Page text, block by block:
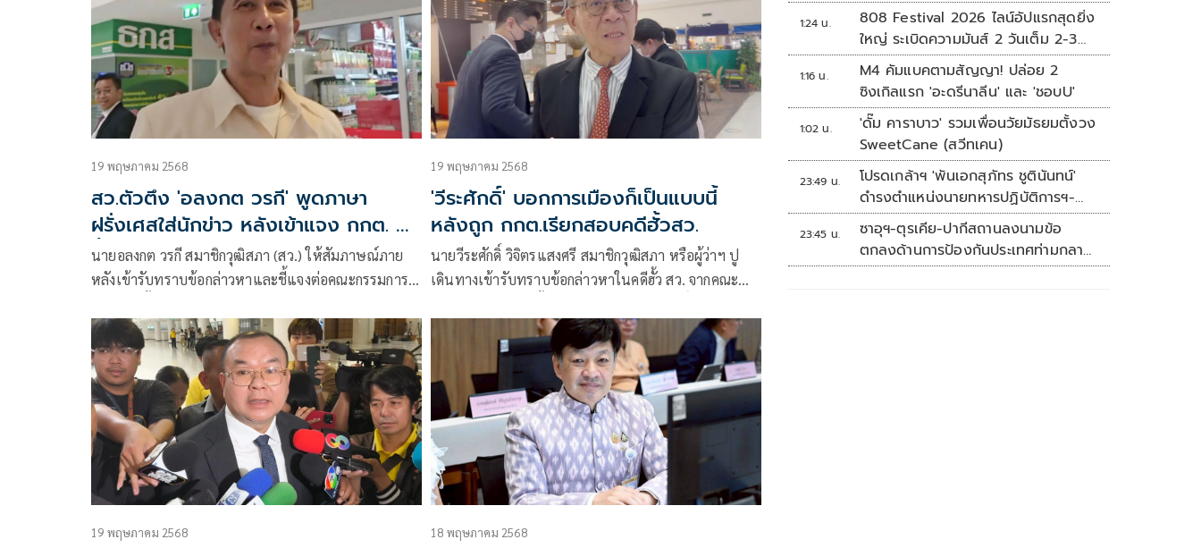
19 พฤษภาคม 2568
สว.ตัวตึง 'อลงกต วรกี' พูดภาษา
ฝรั่งเศสใส่นักข่าว หลังเข้าแจง กกต. คดี
ฮั้ว
นายอลงกต วรกี สมาชิกวุฒิสภา (สว.) ให้สัมภาษณ์ภาย
หลังเข้ารับทราบข้อกล่าวหาและชี้แจงต่อคณะกรรมการ
ว่า เป็นอย่างไรบ้าง นายอลงกต เม้มปากพร้อมส่ายหัวไม่
ยอมตอบคำถามใดๆ ต่อสื่อมวลชน
19 พฤษภาคม 2568
'วีระศักดิ์' บอกการเมืองก็เป็นแบบนี้
หลังถูก กกต.เรียกสอบคดีฮั้วสว.
นายวีระศักดิ์ วิจิตรแสงศรี สมาชิกวุฒิสภา หรือผู้ว่าฯ ปู
เดินทางเข้ารับทราบข้อกล่าวหาในคดีฮั้ว สว. จากคณะ
ยังสำนักงาน กกต.ด้วยลิฟต์ชั้นใต้ดิน เพื่อหลบเลี่ยงผู้สื่อ
ข่าวที่ปักหลักกันอยู่บริเวณชั้น 1
19 พฤษภาคม 2568 18 พฤษภาคม 2568
1:24 น.
808 Festival 2026 ไลน์อัปแรกสุดยิ่ง
ใหญ่ ระเบิดความมันส์ 2 วันเต็ม 2-3
ต.ค.นี้
1:16 น.
M4 คัมแบคตามสัญญา! ปล่อย 2
ซิงเกิลแรก 'อะดรีนาลีน' และ 'ชอบU'
1:02 น.
'ดั๊ม คาราบาว' รวมเพื่อนวัยมัธยมตั้งวง
SweetCane (สวีทเคน)
23:49 น.
โปรดเกล้าฯ 'พันเอกสุภัทร ชูตินันทน์'
ดำรงตำแหน่งนายทหารปฏิบัติการฯ-
พระราชทานยศ 'พลตรี'
23:45 น.
ซาอุฯ-ตุรเคีย-ปากีสถานลงนามข้อ
ตกลงด้านการป้องกันประเทศท่ามกลาง
สงครามในภูมิภาค